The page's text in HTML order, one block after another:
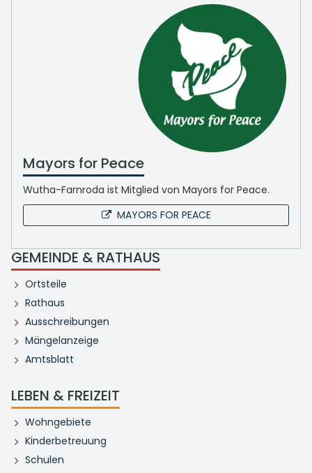
Mayors for Peace
Wutha-Farnroda ist Mitglied von Mayors for Peace.
MAYORS FOR PEACE
GEMEINDE & RATHAUS
Ortsteile
Rathaus
Ausschreibungen
Mängelanzeige
Amtsblatt
LEBEN & FREIZEIT
Wohngebiete
Kinderbetreuung
Schulen